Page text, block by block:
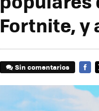
Fortnite, y
Sin comentarios